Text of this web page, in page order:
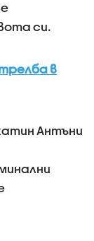
си.
в
Антъни